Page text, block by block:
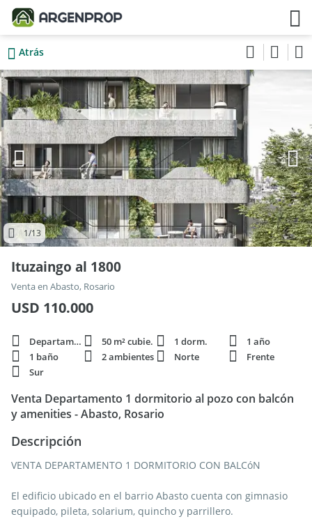
Atrás
1/13
Ituzaingo al 1800
Venta en Abasto, Rosario
USD 110.000
Departamento 50 m² cubie. 1 dorm.
1 año
1 baño
2 ambientes Norte
Frente
Sur
Venta Departamento 1 dormitorio al pozo con balcón
y amenities - Abasto, Rosario
Descripción
VENTA DEPARTAMENTO 1 DORMITORIO CON BALCóN
El edificio ubicado en el barrio Abasto cuenta con gimnasio
equipado, pileta, solarium, quincho y parrillero.